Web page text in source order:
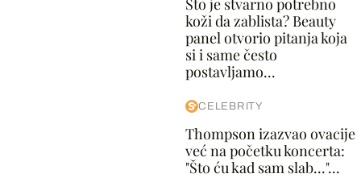
Što je stvarno potrebno
koži da zablista? Beauty
panel otvorio pitanja koja
si i same često
postavljamo...
CELEBRITY
Thompson izazvao ovacije
već na početku koncerta:
"Što ću kad sam slab..."...